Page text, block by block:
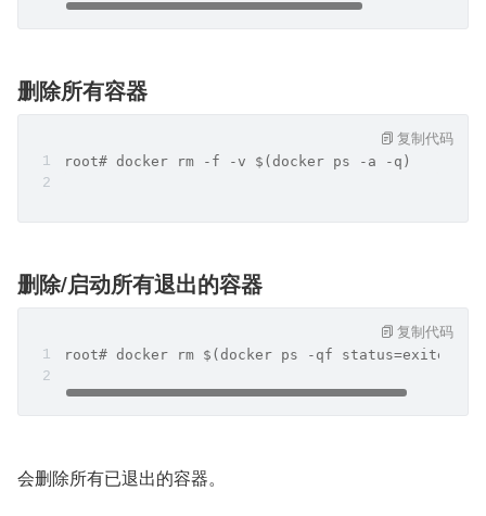
删除所有容器
root# docker rm -f -v $(docker ps -a -q)
复制代码
删除/启动所有退出的容器
root# docker rm $(docker ps -qf status=exited)
复制代码
会删除所有已退出的容器。